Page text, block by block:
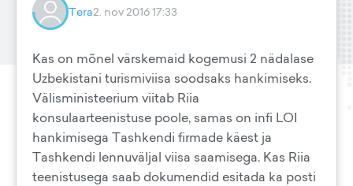
Tera2. nov 2016 17:33
Kas on mõnel värskemaid kogemusi 2 nädalase
Uzbekistani turismiviisa soodsaks hankimiseks.
Välisministeerium viitab Riia
konsulaarteenistuse poole, samas on infi LOI
hankimisega Tashkendi firmade käest ja
Tashkendi lennuväljal viisa saamisega. Kas Riia
teenistusega saab dokumendid esitada ka posti